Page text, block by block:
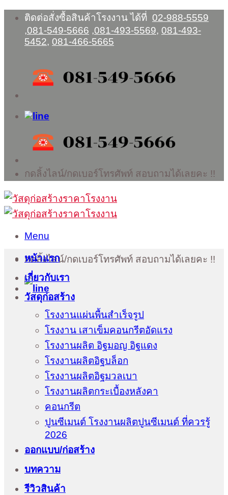
Skip
content
ติดต่อสั่งซื้อสินค้าโรงงาน ได้ที่ 02-988-5559
,081-549-5666 ,081-493-5569, 081-493-
5452, 081-466-5665
กดลิ้งไลน์/กดเบอร์โทรศัพท์ สอบถามได้เลยคะ !!
Menu
กดลิ้งไลน์/กดเบอร์โทรศัพท์ สอบถามได้เลยคะ !!
หน้าแรก
เกี่ยวกับเรา
วัสดุก่อสร้าง
โรงงานแผ่นพื้นสำเร็จรูป
โรงงาน เสาเข็มคอนกรีตอัดแรง
โรงงานผลิต อิฐมอญ อิฐแดง
โรงงานผลิตอิฐบล็อก
โรงงานผลิตอิฐมวลเบา
โรงงานผลิตกระเบื้องหลังคา
คอนกรีต
ปูนซีเมนต์ โรงงานผลิตปูนซีเมนต์ ที่ควรรู้
2026
ออกแบบ/ก่อสร้าง
บทความ
รีวิวสินค้า